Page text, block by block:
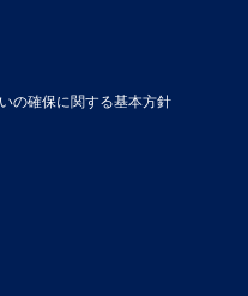
の確保に関する基本方針